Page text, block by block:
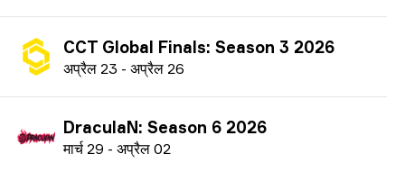
CCT Global Finals: Season 3 2026
अप्रैल 23 - अप्रैल 26
DraculaN: Season 6 2026
मार्च 29 - अप्रैल 02